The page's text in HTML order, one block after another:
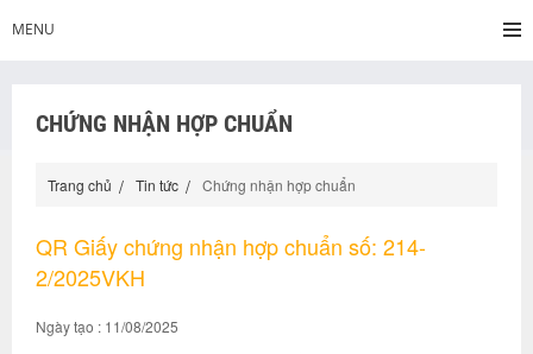
MENU
CHỨNG NHẬN HỢP CHUẨN
Trang chủ Tin tức Chứng nhận hợp chuẩn
QR Giấy chứng nhận hợp chuẩn số: 214-
2/2025VKH
Ngày tạo : 11/08/2025